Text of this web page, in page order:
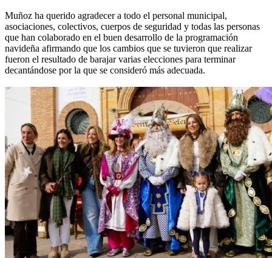
Muñoz ha querido agradecer a todo el personal municipal,
asociaciones, colectivos, cuerpos de seguridad y todas las personas
que han colaborado en el buen desarrollo de la programación
navideña afirmando que los cambios que se tuvieron que realizar
fueron el resultado de barajar varias elecciones para terminar
decantándose por la que se consideró más adecuada.